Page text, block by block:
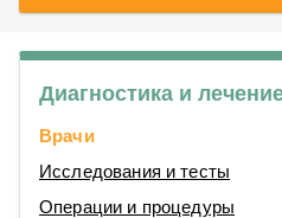
Диагностика и
Врачи
Исследования и тесты
Операции и процедуры